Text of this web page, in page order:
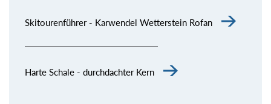
Skitourenführer - Karwendel Wetterstein Rofan
Harte Schale - durchdachter Kern